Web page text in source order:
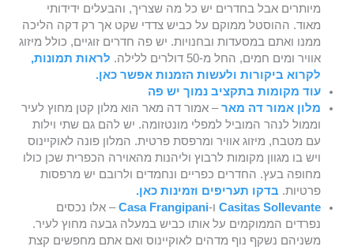
מיותרים אבל בחדרים יש כל מה שצריך, והבעלים ידידותי
מאוד. ההוסטל ממוקם על כביש צדדי שקט אך רק דקה הליכה
ממנו ואתם במסעדות ובחנויות. יש פה חדרים זוגיים, כולל מיזוג
אוויר ומים חמים, החל מ-50 דולרים ללילה.
לראות תמונות,
לקרוא ביקורות ולעשות הזמנות אפשר כאן.
עוד מקומות בתקציב נמוך יש פה
מלון אמור דה מאר– אמור דה מאר הוא מלון קטן מחוץ לעיר
וממול לנהר המוביל למפלי מונטזומה. יש להם גם שתי וילות
עם מטבח, מיזוג אוויר ומרפסת פרטית. המלון פונה לאוקיינוס
ויש בו מגוון מקומות לרבוץ וליהנות מהאוירה הכפרית שכן כולו
מחופה בעץ. החדרים כפריים ונחמדים ולרובם יש מרפסות
פרטיות. בדקו תעריפים וזמינות כאן.
Casitas Sollevante ו-Casa Frangipani– אלו נכסים
נפרדים הממוקמים על אותו כביש במעלה גבעה מחוץ לעיר.
משניהם נשקף נוף מדהים לאוקיינוס ואם אתם מחפשים קצת